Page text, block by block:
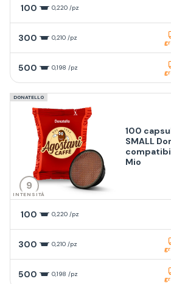
100 0,220 /pz
300 0,210 /pz
500 0,198 /pz
DONATELLO
9
INTENSITÀ
100
SMALL
Mio
100 0,220 /pz
300 0,210 /pz
500 0,198 /pz